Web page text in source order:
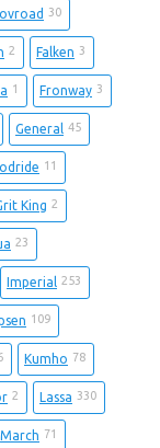
30
2 Falken 3
1 Fronway 3
General 45
11
King 2
23
Imperial 253
109
Kumho 78
2 Lassa 330
71